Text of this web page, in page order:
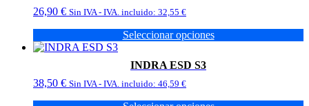
26,90 € Sin IVA - IVA. incluido: 32,55 €
Seleccionar opciones
Este
múltiples
INDRA ESD S3
38,50 € Sin IVA - IVA. incluido: 46,59 €